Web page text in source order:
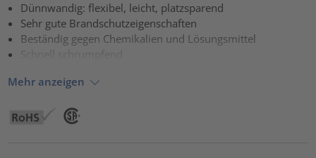
Dünnwandig: flexibel, leicht, platzsparend
Sehr gute Brandschutzeigenschaften
Beständig gegen Chemikalien und Lösungsmittel
Schnell schrumpfend
Mehr anzeigen